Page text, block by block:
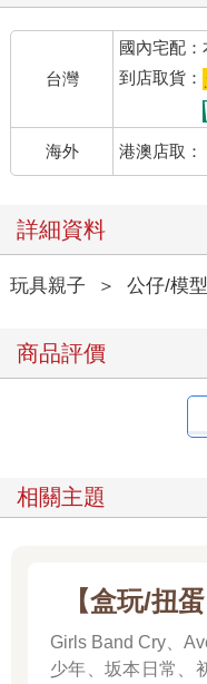
台灣
國內宅配
到店取貨：
海外 港澳店取：
詳細資料
玩具親子 ＞ 公仔/模型
商品評價
相關主題
【盒玩/扭
Girls Band Cry、
少年、坂本日常、